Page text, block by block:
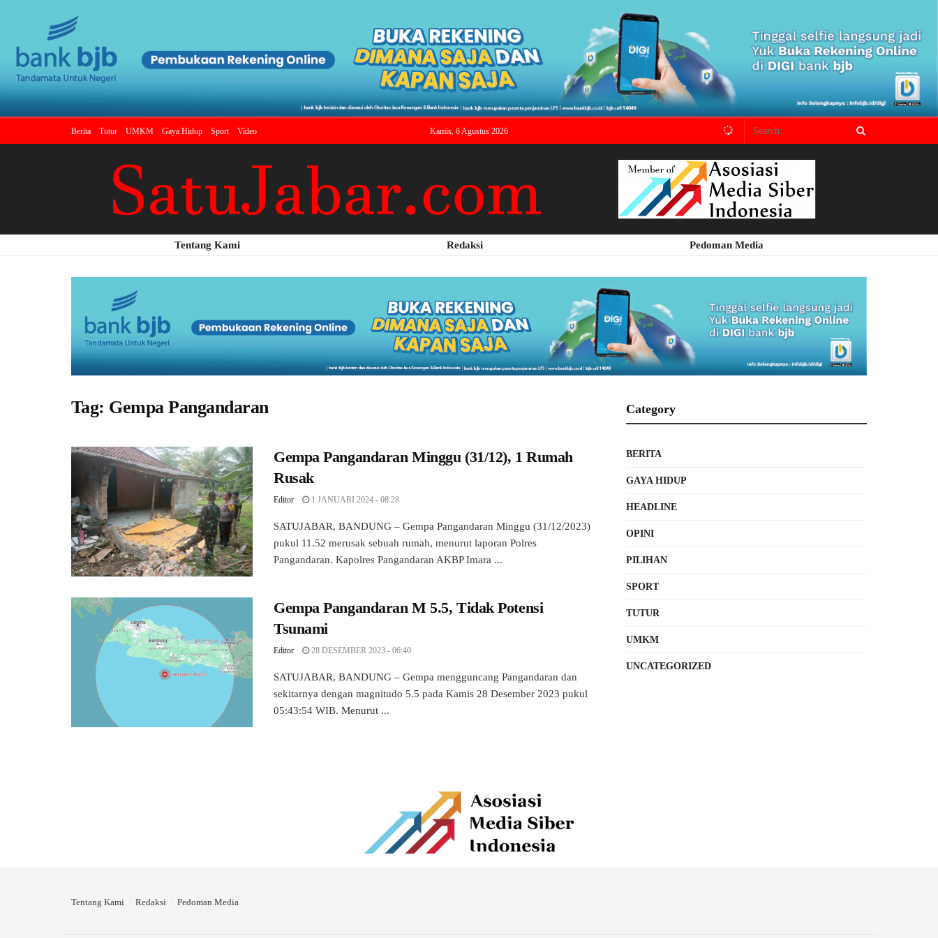
Berita Tutur UMKM Gaya Hidup Sport Video Kamis, 6 Agustus 2026
Tentang Kami Redaksi Pedoman Media
Tag: Gempa Pangandaran
Gempa Pangandaran Minggu (31/12), 1 Rumah
Rusak
Editor 1 JANUARI 2024 - 08:28
SATUJABAR, BANDUNG – Gempa Pangandaran Minggu (31/12/2023)
pukul 11.52 merusak sebuah rumah, menurut laporan Polres
Pangandaran. Kapolres Pangandaran AKBP Imara ...
Gempa Pangandaran M 5.5, Tidak Potensi
Tsunami
Editor 28 DESEMBER 2023 - 06:40
SATUJABAR, BANDUNG – Gempa mengguncang Pangandaran dan
sekitarnya dengan magnitudo 5.5 pada Kamis 28 Desember 2023 pukul
05:43:54 WIB. Menurut ...
Category
BERITA
GAYA HIDUP
HEADLINE
OPINI
PILIHAN
SPORT
TUTUR
UMKM
UNCATEGORIZED
Tentang Kami Redaksi Pedoman Media